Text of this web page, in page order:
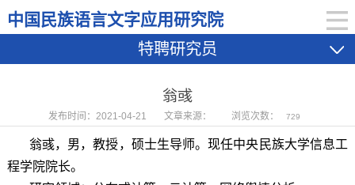
中国民族语言文字应用研究院
特聘研究员
翁彧
发布时间：2021-04-21 文章来源： 浏览次数： 729
翁彧，男，教授，硕士生导师。现任中央民族大学信息工
程学院院长。